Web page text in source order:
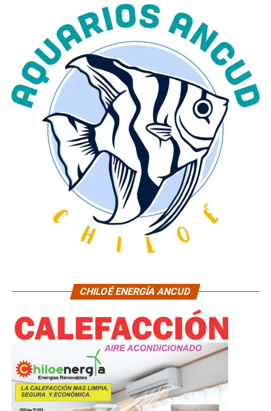
CHILOÉ ENERGÍA ANCUD